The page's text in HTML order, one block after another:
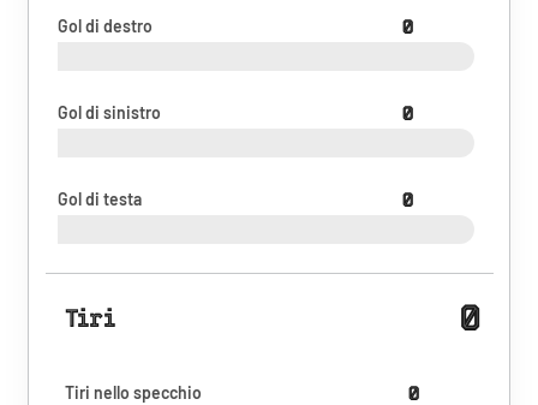
Gol di destro 0
Gol di sinistro 0
Gol di testa 0
Tiri 0
Tiri nello specchio 0